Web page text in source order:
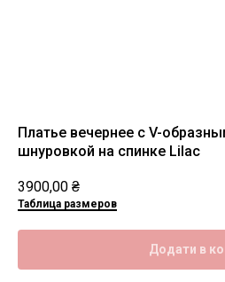
Платье вечернее с V-
шнуровкой на спинке Lilac
3900,00 ₴
Таблица размеров
Додати в